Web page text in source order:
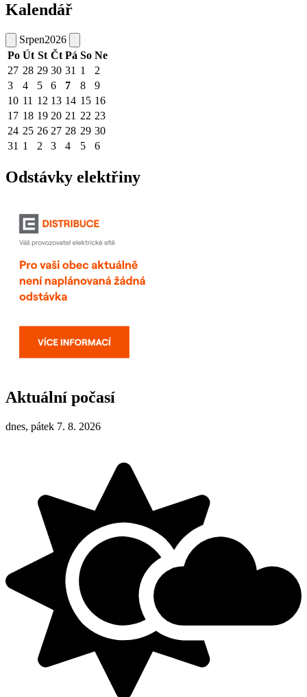
Kalendář
Srpen2026
Po Út St Čt Pá So Ne
27 28 29 30 31 1
2
3
4 5 6 7 8
9
10 11 12 13 14 15 16
17 18 19 20 21 22 23
24 25 26 27 28 29 30
31 1 2 3 4 5 6
Odstávky elektřiny
Aktuální počasí
dnes, pátek 7. 8. 2026